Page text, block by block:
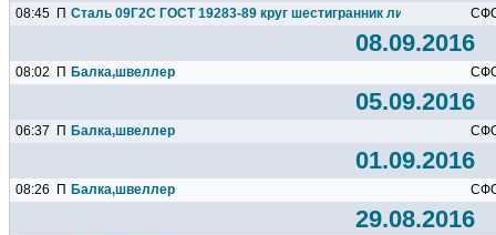
08:45 П Сталь 09Г2С ГОСТ 19283-89 круг шестигранник лист труба
08.09.2016
08:02 П Балка,швеллер
05.09.2016
06:37 П Балка,швеллер
01.09.2016
08:26 П Балка,швеллер
29.08.2016